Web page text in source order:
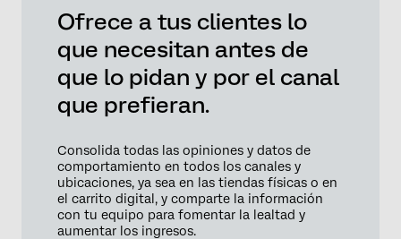
Ofrece a tus clientes lo
que necesitan antes de
que lo pidan y por el canal
que prefieran.
Consolida todas las opiniones y datos de
comportamiento en todos los canales y
ubicaciones, ya sea en las tiendas físicas o en
el carrito digital, y comparte la información
con tu equipo para fomentar la lealtad y
aumentar los ingresos.